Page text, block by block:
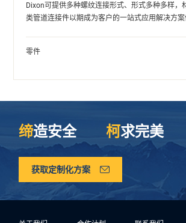
Dixon可提供多种螺纹连接形式、形式多种多样，
类管道连接件以期成为客户的一站式应用解决方案
零件
缔造安全 柯求完美
获取定制化方案